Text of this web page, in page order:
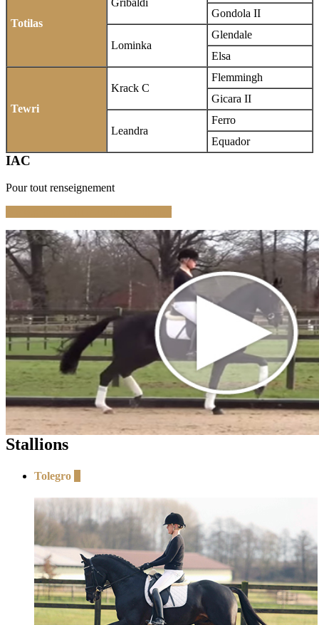
Totilas
Gondola II
Lominka
Glendale
Elsa
Tewri
Krack C
Flemmingh
Gicara II
Leandra
Ferro
Equador
IAC
Pour tout renseignement
Stallions
Tolegro